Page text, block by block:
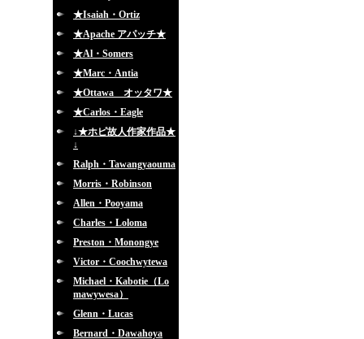
★Isaiah・Ortiz
★Apache アパッチ★
★Al・Somers
★Marc・Antia
★Ottawa オッタワ★
★Carlos・Eagle
↓★ホピ故人作家作品★
↓
Ralph・Tawangyaouma
Morris・Robinson
Allen・Pooyama
Charles・Loloma
Preston・Monongye
Victor・Coochwytewa
Michael・Kabotie（Lo
mawywesa）
Glenn・Lucas
Bernard・Dawahoya